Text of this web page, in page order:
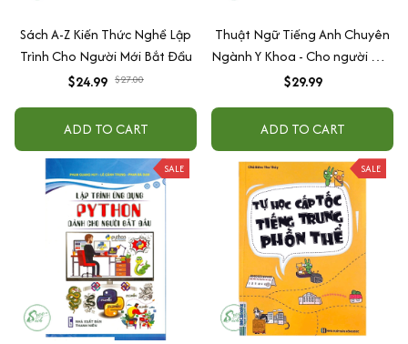
Sách A-Z Kiến Thức Nghề Lập
Trình Cho Người Mới Bắt Đầu
$24.99 $27.00
ADD TO CART
Thuật Ngữ Tiếng Anh Chuyên
Ngành Y Khoa - Cho người mới
bắt đầu (Medical
$29.99
ADD TO CART
SALE SALE